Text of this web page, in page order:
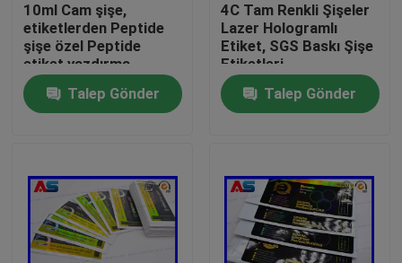
Ürünler
Hakkımızda
10ml Cam şişe,
etiketlerden Peptide
şişe özel Peptide
etiket yazdırma
Talep Gönder
4C Tam Renkli Şişeler
Lazer Hologramlı
Etiket, SGS Baskı Şişe
Etiketleri
Talep Gönder